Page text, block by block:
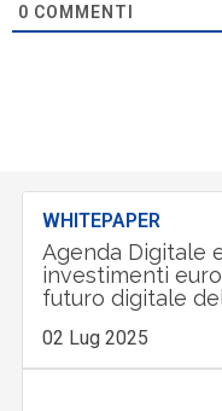
0 COMMENTI
WHITEPAPER
Agenda Digitale
investimenti
futuro digitale
02 Lug 2025